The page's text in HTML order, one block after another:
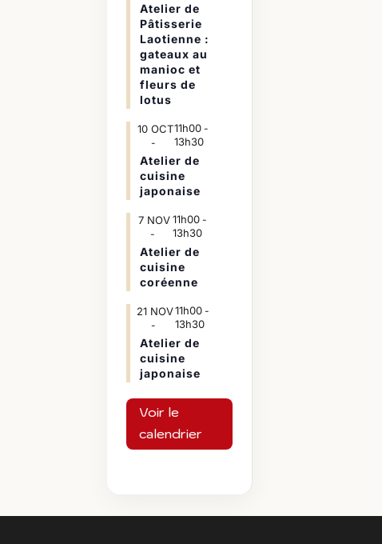
Atelier de
Pâtisserie
Laotienne :
gateaux au
manioc et
fleurs de
lotus
10 OCT11h00 -
13h30
Atelier de
cuisine
japonaise
7 NOV11h00-
13h30
Atelier de
cuisine
coréenne
21 NOV11h00-
13h30
Atelier de
cuisine
japonaise
Voir le
calendrier